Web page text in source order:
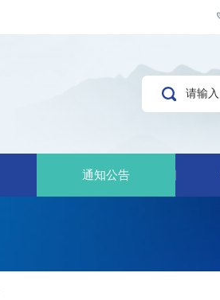
通知公告